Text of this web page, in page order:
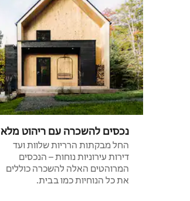
נכסים להשכרה עם ריהוט מלא
החל מבקתות הרריות שלוות ועד
דירות עירוניות נוחות – הנכסים
המרוהטים האלה להשכרה כוללים
את כל הנוחיות כמו בבית.